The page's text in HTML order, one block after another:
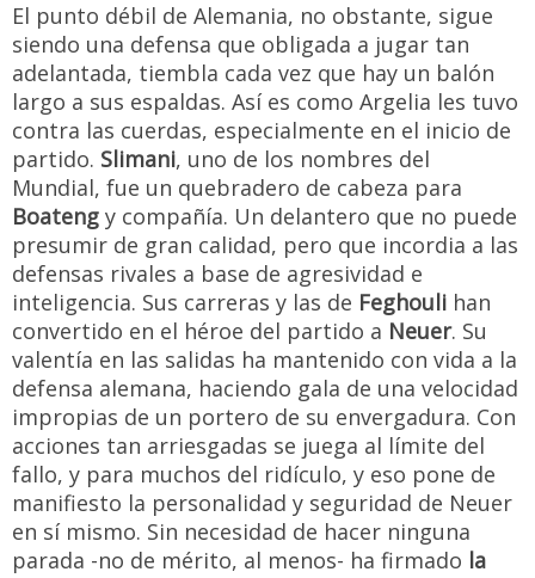
El punto débil de Alemania, no obstante, sigue
siendo una defensa que obligada a jugar tan
adelantada, tiembla cada vez que hay un balón
largo a sus espaldas. Así es como Argelia les tuvo
contra las cuerdas, especialmente en el inicio de
partido. Slimani, uno de los nombres del
Mundial, fue un quebradero de cabeza para
Boateng y compañía. Un delantero que no puede
presumir de gran calidad, pero que incordia a las
defensas rivales a base de agresividad e
inteligencia. Sus carreras y las de Feghouli han
convertido en el héroe del partido a Neuer. Su
valentía en las salidas ha mantenido con vida a la
defensa alemana, haciendo gala de una velocidad
impropias de un portero de su envergadura. Con
acciones tan arriesgadas se juega al límite del
fallo, y para muchos del ridículo, y eso pone de
manifiesto la personalidad y seguridad de Neuer
en sí mismo. Sin necesidad de hacer ninguna
parada -no de mérito, al menos- ha firmado la